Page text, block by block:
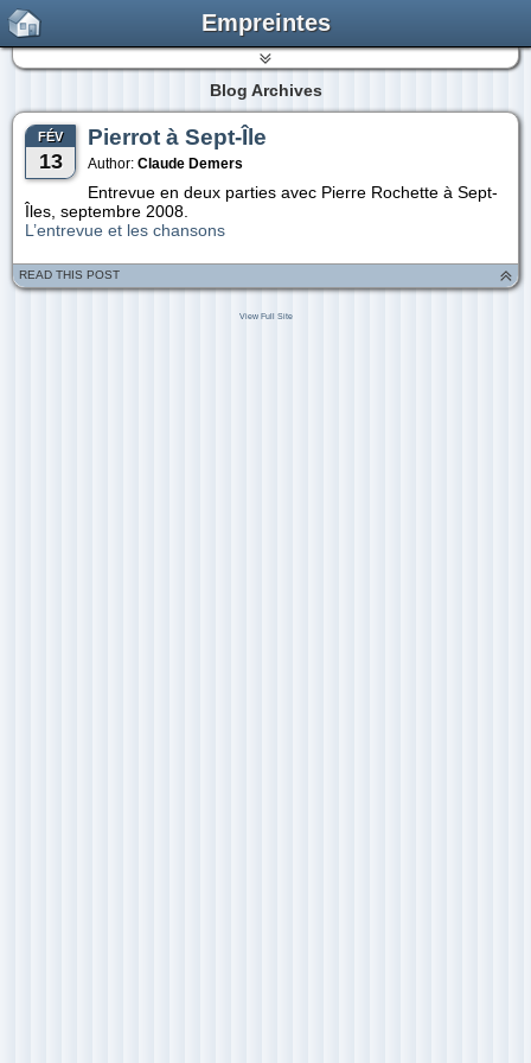
Empreintes
Blog Archives
FÉV
13
Pierrot à Sept-Île
Author: Claude Demers
Entrevue en deux parties avec Pierre Rochette à Sept-
Îles, septembre 2008.
L’entrevue et les chansons
READ THIS POST
View Full Site